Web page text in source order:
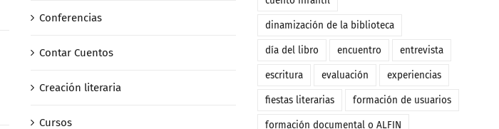
Conferencias
Contar Cuentos
Creación literaria
Cursos
dinamización de la biblioteca
día del libro encuentro entrevista
escritura evaluación experiencias
fiestas literarias formación de usuarios
formación documental o ALFIN